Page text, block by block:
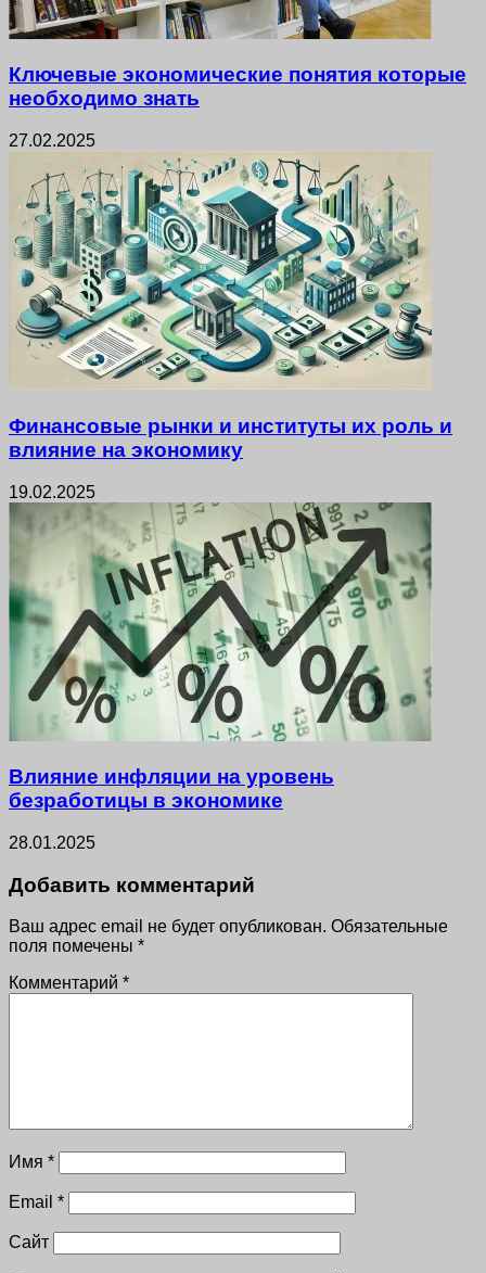
Ключевые экономические понятия которые
необходимо знать
27.02.2025
Финансовые рынки и институты их роль и
влияние на экономику
19.02.2025
Влияние инфляции на уровень
безработицы в экономике
28.01.2025
Добавить комментарий
Ваш адрес email не будет опубликован. Обязательные
поля помечены *
Комментарий *
Имя *
Email *
Сайт